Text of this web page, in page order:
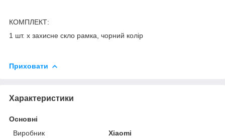
КОМПЛЕКТ:
1 шт. x захисне скло рамка, чорний колір
Приховати
Характеристики
Основні
Виробник
Xiaomi